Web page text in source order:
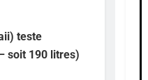
teste
soit 190 litres)